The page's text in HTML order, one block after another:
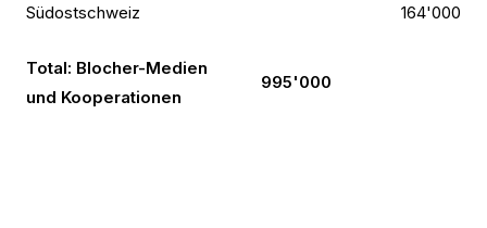
Südostschweiz 164'000
Total: Blocher-Medien
und Kooperationen
995'000